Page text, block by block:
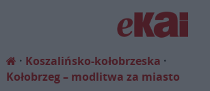
Koszalińsko-kołobrzeska
Kołobrzeg – modlitwa za miasto